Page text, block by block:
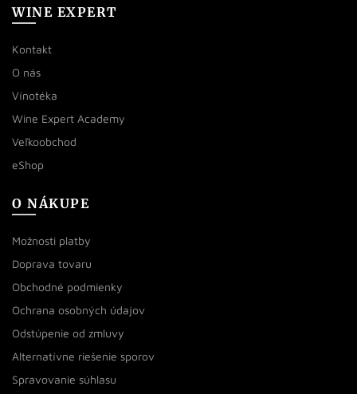
WINE EXPERT
Kontakt
O nás
Vínotéka
Wine Expert Academy
Veľkoobchod
eShop
O NÁKUPE
Možnosti platby
Doprava tovaru
Obchodné podmienky
Ochrana osobných údajov
Odstúpenie od zmluvy
Alternatívne riešenie sporov
Spravovanie súhlasu